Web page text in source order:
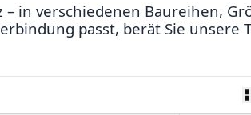
– in verschiedenen Baureihen,
passt, berät Sie unsere